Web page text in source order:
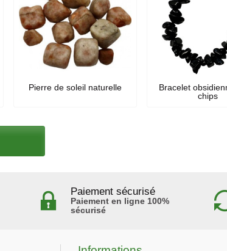
Pierre de soleil naturelle
Bracelet
chips
Paiement sécurisé
Paiement en ligne 100%
sécurisé